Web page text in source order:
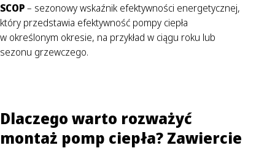
SCOP– sezonowy wskaźnik efektywności energetycznej,
który przedstawia efektywność pompy ciepła
w określonym okresie, na przykład w ciągu roku lub
sezonu grzewczego.
Dlaczego warto rozważyć
montaż pomp ciepła? Zawiercie